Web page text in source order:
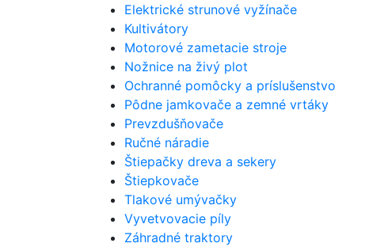
Elektrické strunové vyžínače
Kultivátory
Motorové zametacie stroje
Nožnice na živý plot
Ochranné pomôcky a príslušenstvo
Pôdne jamkovače a zemné vrtáky
Prevzdušňovače
Ručné náradie
Štiepačky dreva a sekery
Štiepkovače
Tlakové umývačky
Vyvetvovacie píly
Záhradné traktory